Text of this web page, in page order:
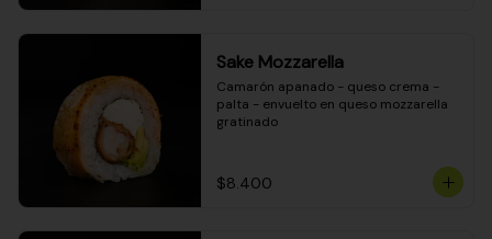
Sake Mozzarella
Camarón apanado - queso crema -
palta - envuelto en queso mozzarella
gratinado
$8.400